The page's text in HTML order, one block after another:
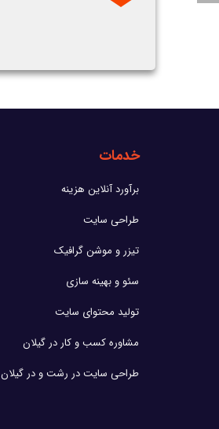
خدمات
برآورد آنلاین هزینه
طراحی سایت
تیزر و موشن گرافیک
سئو و بهینه سازی
تولید محتوای سایت
مشاوره کسب و کار در گیلان
طراحی سایت در رشت و در گیلان